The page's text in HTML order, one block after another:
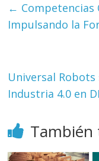
← Competencias
Impulsando la
Universal
Industria 4.0 en
También